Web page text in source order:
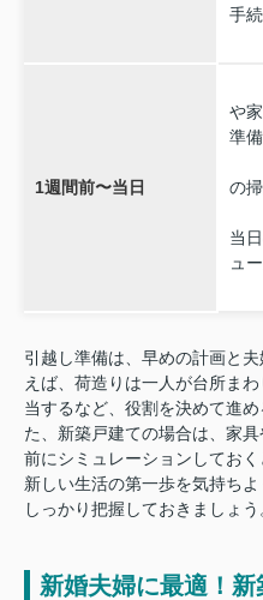
手
1週間前〜当日
や
準備
の
当
ュ
引越し準備は、早めの計画と
えば、荷造りは一人が台所ま
当するなど、役割を決めて進
た、新築戸建ての場合は、家
前にシミュレーションしてお
新しい生活の第一歩を気持ち
しっかり把握しておきましょう
新婚夫婦に最適！